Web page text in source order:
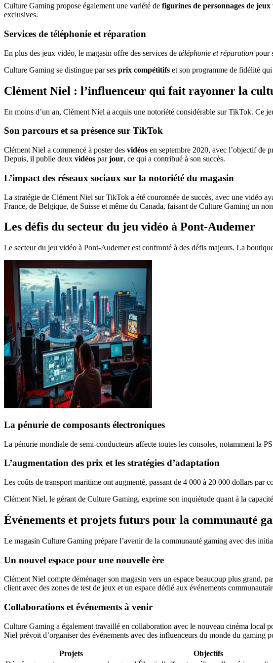
Culture Gaming propose également une variété de figurines de personnages de jeux
exclusives.
Services de téléphonie et réparation
En plus des jeux vidéo, le magasin offre des services de téléphonie et réparation pour
Culture Gaming se distingue par ses prix compétitifs et son programme de fidélité
Clément Niel : l’influenceur qui fait rayonner la
En moins d’un an, Clément Niel a acquis une notoriété considérable sur TikTok. Ce
Son parcours et sa présence sur TikTok
Clément Niel a commencé à poster des vidéos en septembre 2020, avec l’objectif de
Depuis, il publie deux vidéos parjour, ce qui a contribué à son succès.
L’impact des réseaux sociaux sur la notoriété du magasin
La stratégie de Clément Niel sur TikTok a été couronnée de succès, avec une vidéo
France, de Belgique, de Suisse et même du Canada, faisant de Culture Gaming un
Les défis du secteur du jeu vidéo à Pont-Audemer
Le secteur du jeu vidéo à Pont-Audemer est confronté à des défis majeurs. La
La pénurie de composants électroniques
La pénurie mondiale de semi-conducteurs affecte toutes les consoles, notamment la
L’augmentation des prix et les stratégies d’adaptation
Les coûts de transport maritime ont augmenté, passant de 4 000 à 20 000 dollars par
Clément Niel, le gérant de Culture Gaming, exprime son inquiétude quant à la
Événements et projets futurs pour la communauté
Le magasin Culture Gaming prépare l’avenir de la communauté gaming avec des
Un nouvel espace pour une nouvelle ère
Clément Niel compte déménager son magasin vers un espace beaucoup plus grand,
client avec des zones de test de jeux et un espace dédié aux événements
Collaborations et événements à venir
Culture Gaming a également travaillé en collaboration avec le nouveau cinéma local
Niel prévoit d’organiser des événements avec des influenceurs du monde du gaming
Projets Objectifs